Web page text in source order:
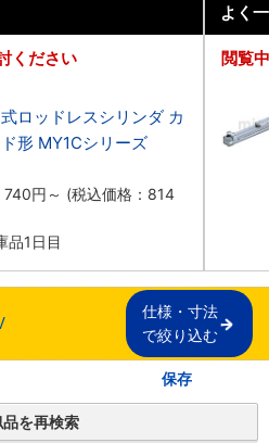
ください
ロッドレスシリンダ カ
形 MY1Cシリーズ
740円 ～ (税込価格： 814
品1日目
よく
閲覧
仕様・寸法
で絞り込む
保存
を再検索